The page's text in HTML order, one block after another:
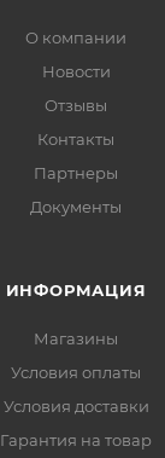
О компании
Новости
Отзывы
Контакты
Партнеры
Документы
ИНФОРМАЦИЯ
Магазины
Условия оплаты
Условия доставки
Гарантия на товар